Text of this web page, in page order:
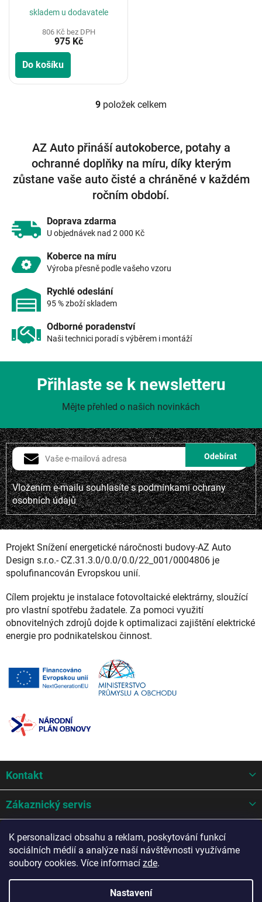
K personalizaci obsahu a reklam, poskytování funkcí
sociálních médií a analýze naší návštěvnosti využíváme
soubory cookies. Více informací zde.
Nastavení
skladem u dodavatele
806 Kč bez DPH
975 Kč
Do košíku
O
á
d
a
c
í
p
k
ý
9 položek celkem
AZ Auto přináší autokoberce, potahy a
ochranné doplňky na míru, díky kterým
zůstane vaše auto čisté a chráněné v každém
ročním období.
Doprava zdarma
U objednávek nad 2 000 Kč
Koberce na míru
Výroba přesně podle vašeho vzoru
Rychlé odeslání
95 % zboží skladem
Odborné poradenství
Naši technici poradí s výběrem i montáží
Vložením e-mailu souhlasíte spodmínkami ochrany
osobních údajů
Přihlaste se k newsletteru
Mějte přehled o našich novinkách
Projekt Snížení energetické náročnosti budovy-AZ Auto
Design s.r.o.- CZ.31.3.0/0.0/0.0/22_001/0004806 je
spolufinancován Evropskou unií.
Cílem projektu je instalace fotovoltaické elektrárny, sloužící
pro vlastní spotřebu žadatele. Za pomoci využití
obnovitelných zdrojů dojde k optimalizaci zajištění elektrické
energie pro podnikatelskou činnost.
p
t
Kontakt
Zákaznický servis
Mohlo by se hodit
Potřebujete poradit?